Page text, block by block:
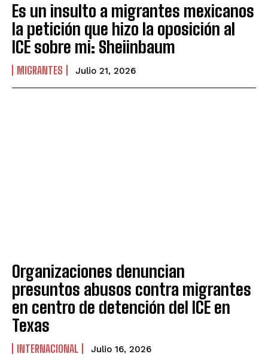
Es un insulto a migrantes mexicanos
la petición que hizo la oposición al
ICE sobre mi: Sheiinbaum
MIGRANTES Julio 21, 2026
Organizaciones denuncian
presuntos abusos contra migrantes
en centro de detención del ICE en
Texas
INTERNACIONAL Julio 16, 2026